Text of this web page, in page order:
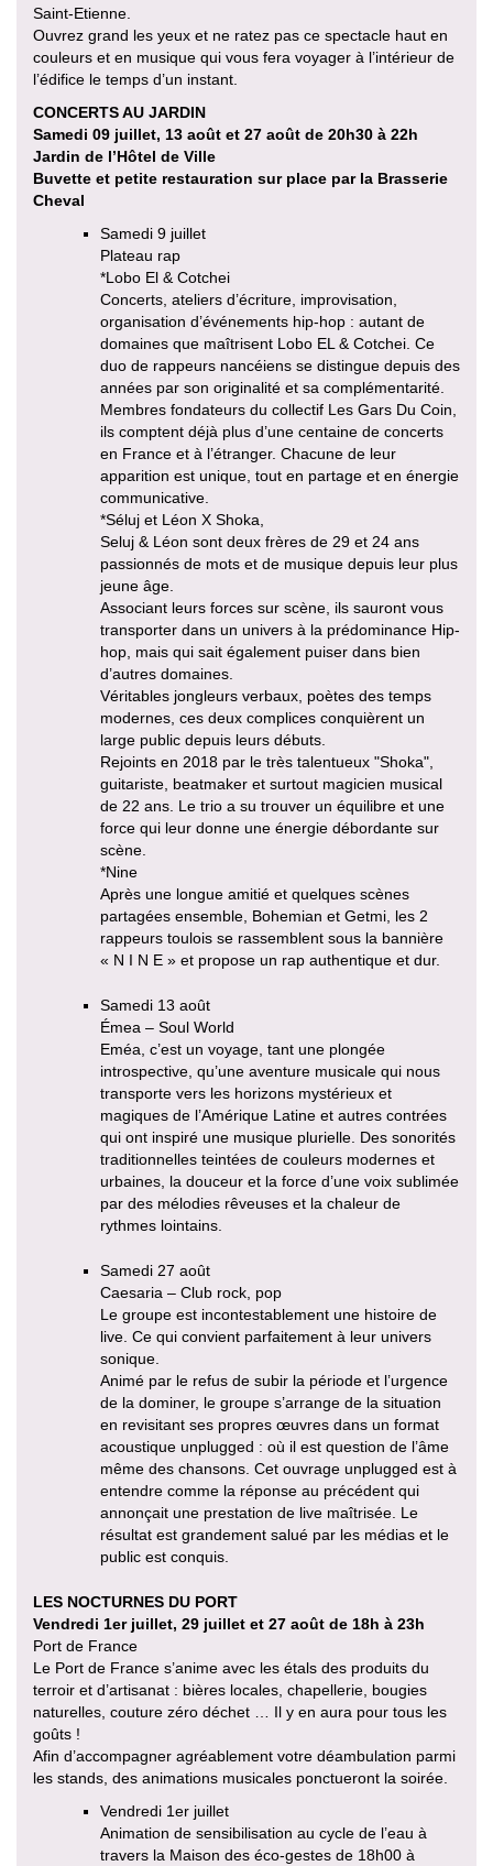
Saint-Etienne.
Ouvrez grand les yeux et ne ratez pas ce spectacle haut en
couleurs et en musique qui vous fera voyager à l’intérieur de
l’édifice le temps d’un instant.
CONCERTS AU JARDIN
Samedi 09 juillet, 13 août et 27 août de 20h30 à 22h
Jardin de l’Hôtel de Ville
Buvette et petite restauration sur place par la Brasserie
Cheval
Samedi 9 juillet
Plateau rap
*Lobo El & Cotchei
Concerts, ateliers d’écriture, improvisation,
organisation d’événements hip-hop : autant de
domaines que maîtrisent Lobo EL & Cotchei. Ce
duo de rappeurs nancéiens se distingue depuis des
années par son originalité et sa complémentarité.
Membres fondateurs du collectif Les Gars Du Coin,
ils comptent déjà plus d’une centaine de concerts
en France et à l’étranger. Chacune de leur
apparition est unique, tout en partage et en énergie
communicative.
*Séluj et Léon X Shoka,
Seluj & Léon sont deux frères de 29 et 24 ans
passionnés de mots et de musique depuis leur plus
jeune âge.
Associant leurs forces sur scène, ils sauront vous
transporter dans un univers à la prédominance Hip-
hop, mais qui sait également puiser dans bien
d’autres domaines.
Véritables jongleurs verbaux, poètes des temps
modernes, ces deux complices conquièrent un
large public depuis leurs débuts.
Rejoints en 2018 par le très talentueux "Shoka",
guitariste, beatmaker et surtout magicien musical
de 22 ans. Le trio a su trouver un équilibre et une
force qui leur donne une énergie débordante sur
scène.
*Nine
Après une longue amitié et quelques scènes
partagées ensemble, Bohemian et Getmi, les 2
rappeurs toulois se rassemblent sous la bannière
« N I N E » et propose un rap authentique et dur.
Samedi 13 août
Émea – Soul World
Eméa, c’est un voyage, tant une plongée
introspective, qu’une aventure musicale qui nous
transporte vers les horizons mystérieux et
magiques de l’Amérique Latine et autres contrées
qui ont inspiré une musique plurielle. Des sonorités
traditionnelles teintées de couleurs modernes et
urbaines, la douceur et la force d’une voix sublimée
par des mélodies rêveuses et la chaleur de
rythmes lointains.
Samedi 27 août
Caesaria – Club rock, pop
Le groupe est incontestablement une histoire de
live. Ce qui convient parfaitement à leur univers
sonique.
Animé par le refus de subir la période et l’urgence
de la dominer, le groupe s’arrange de la situation
en revisitant ses propres œuvres dans un format
acoustique unplugged : où il est question de l’âme
même des chansons. Cet ouvrage unplugged est à
entendre comme la réponse au précédent qui
annonçait une prestation de live maîtrisée. Le
résultat est grandement salué par les médias et le
public est conquis.
LES NOCTURNES DU PORT
Vendredi 1er juillet, 29 juillet et 27 août de 18h à 23h
Port de France
Le Port de France s’anime avec les étals des produits du
terroir et d’artisanat : bières locales, chapellerie, bougies
naturelles, couture zéro déchet … Il y en aura pour tous les
goûts !
Afin d’accompagner agréablement votre déambulation parmi
les stands, des animations musicales ponctueront la soirée.
Vendredi 1er juillet
Animation de sensibilisation au cycle de l’eau à
travers la Maison des éco-gestes de 18h00 à